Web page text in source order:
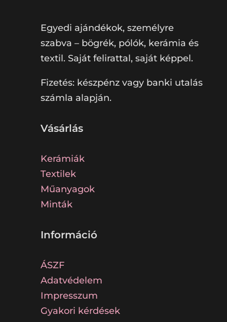
Egyedi ajándékok, személyre
szabva – bögrék, pólók, kerámia és
textil. Saját felirattal, saját képpel.
Fizetés: készpénz vagy banki utalás
számla alapján.
Vásárlás
Kerámiák
Textilek
Műanyagok
Minták
Információ
ÁSZF
Adatvédelem
Impresszum
Gyakori kérdések